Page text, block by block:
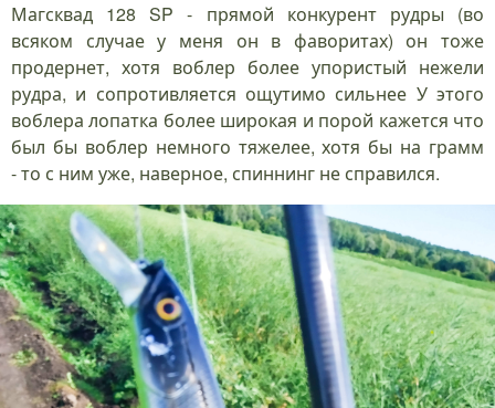
Магсквад 128 SP - прямой конкурент рудры (во
всяком случае у меня он в фаворитах) он тоже
продернет, хотя воблер более упористый нежели
рудра, и сопротивляется ощутимо сильнее У этого
воблера лопатка более широкая и порой кажется что
был бы воблер немного тяжелее, хотя бы на грамм
- то с ним уже, наверное, спиннинг не справился.